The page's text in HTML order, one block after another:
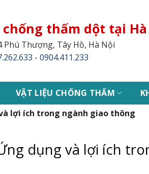
chống thấm dột tại
Phú Thượng, Tây Hồ, Hà Nội
- 0904.411.233
VẬT LIỆU CHỐNG THẤM
lợi ích trong ngành giao thông
dụng và lợi ích